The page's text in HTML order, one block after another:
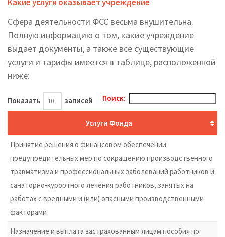
Сфера деятельности ФСС весьма внушительна.
Полную информацию о том, какие учреждение
выдает документы, а также все существующие
услуги и тарифы имеется в таблице, расположенной
ниже:
Показать записей Поиск:
Услуги Фонда
Принятие решения о финансовом обеспечении
предупредительных мер по сокращению производственного
травматизма и профессиональных заболеваний работников и
санаторно-курортного лечения работников, занятых на
работах с вредными и (или) опасными производственными
факторами
Назначение и выплата застрахованным лицам пособия по